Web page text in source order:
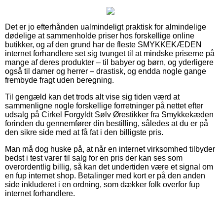
Det er jo efterhånden ualmindeligt praktisk for almindelige
dødelige at sammenholde priser hos forskellige online
butikker, og af den grund har de fleste SMYKKEKÆDEN
internet forhandlere set sig tvunget til at mindske priserne på
mange af deres produkter – til babyer og børn, og yderligere
også til damer og herrer – drastisk, og endda nogle gange
frembyde fragt uden beregning.
Til gengæld kan det trods alt vise sig tiden værd at
sammenligne nogle forskellige forretninger på nettet efter
udsalg på Cirkel Forgyldt Sølv Ørestikker fra Smykkekæden
forinden du gennemfører din bestilling, således at du er på
den sikre side med at få fat i den billigste pris.
Man må dog huske på, at når en internet virksomhed tilbyder
bedst i test varer til salg for en pris der kan ses som
overordentlig billig, så kan det undertiden være et signal om
en fup internet shop. Betalinger med kort er på den anden
side inkluderet i en ordning, som dækker folk overfor fup
internet forhandlere.